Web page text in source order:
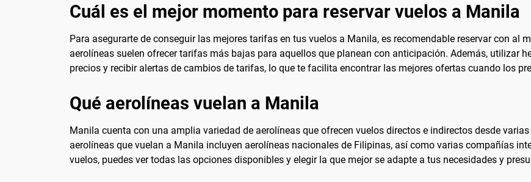
Cuál es el mejor momento para reservar vuelos a Manila
Para asegurarte de conseguir las mejores tarifas en tus vuelos a Manila, es recomendable reservar con al
aerolíneas suelen ofrecer tarifas más bajas para aquellos que planean con anticipación. Además, utilizar
precios y recibir alertas de cambios de tarifas, lo que te facilita encontrar las mejores ofertas cuando los
Qué aerolíneas vuelan a Manila
Manila cuenta con una amplia variedad de aerolíneas que ofrecen vuelos directos e indirectos desde
aerolíneas que vuelan a Manila incluyen aerolíneas nacionales de Filipinas, así como varias compañías
vuelos, puedes ver todas las opciones disponibles y elegir la que mejor se adapte a tus necesidades y